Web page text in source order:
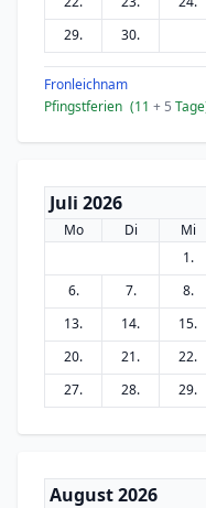
29.
30.
Fronleichnam
Pfingstferien (11 + 5
Juli 2026
Mo Di Mi
1.
6.
7. 8.
13.
14. 15.
20.
21. 22.
27.
28. 29.
August 2026